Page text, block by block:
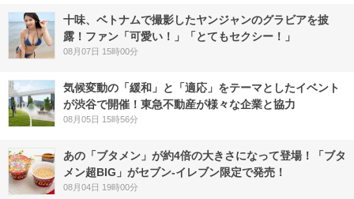
十味、ベトナムで撮影したヤンジャンのグラビアを披
露！ファン「可愛い！」「とてもセクシー！」
08月07日 15時00分
気候変動の「緩和」と「適応」をテーマとしたイベント
が渋谷で開催！東急不動産が様々な企業と協力
08月05日 15時56分
あの「ブタメン」が約4倍の大きさになって登場！「ブタ
メン超BIG」がセブン‐イレブン限定で発売！
08月04日 19時00分